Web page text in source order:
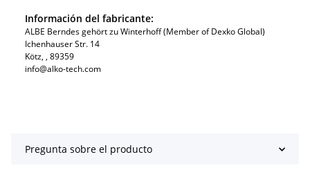
Información del fabricante:
ALBE Berndes gehört zu Winterhoff (Member of Dexko Global)
Ichenhauser Str. 14
Kötz​, , 89359
info@alko-tech.com
Pregunta sobre el producto